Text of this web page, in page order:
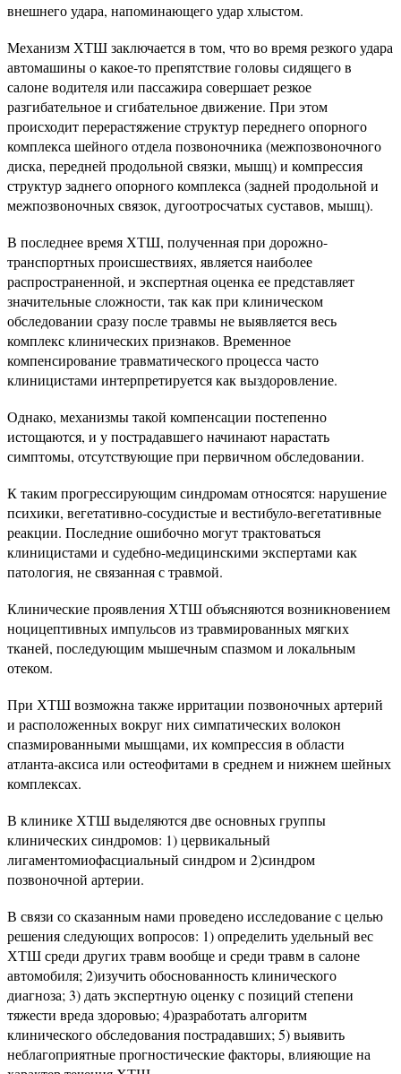
внешнего удара, напоминающего удар хлыстом.
Механизм ХТШ заключается в том, что во время резкого удара
автомашины о какое-то препятствие головы сидящего в
салоне водителя или пассажира совершает резкое
разгибательное и сгибательное движение. При этом
происходит перерастяжение структур переднего опорного
комплекса шейного отдела позвоночника (межпозвоночного
диска, передней продольной связки, мышц) и компрессия
структур заднего опорного комплекса (задней продольной и
межпозвоночных связок, дугоотросчатых суставов, мышц).
В последнее время ХТШ, полученная при дорожно-
транспортных происшествиях, является наиболее
распространенной, и экспертная оценка ее представляет
значительные сложности, так как при клиническом
обследовании сразу после травмы не выявляется весь
комплекс клинических признаков. Временное
компенсирование травматического процесса часто
клиницистами интерпретируется как выздоровление.
Однако, механизмы такой компенсации постепенно
истощаются, и у пострадавшего начинают нарастать
симптомы, отсутствующие при первичном обследовании.
К таким прогрессирующим синдромам относятся: нарушение
психики, вегетативно-сосудистые и вестибуло-вегетативные
реакции. Последние ошибочно могут трактоваться
клиницистами и судебно-медицинскими экспертами как
патология, не связанная с травмой.
Клинические проявления ХТШ объясняются возникновением
ноцицептивных импульсов из травмированных мягких
тканей, последующим мышечным спазмом и локальным
отеком.
При ХТШ возможна также ирритации позвоночных артерий
и расположенных вокруг них симпатических волокон
спазмированными мышцами, их компрессия в области
атланта-аксиса или остеофитами в среднем и нижнем шейных
комплексах.
В клинике ХТШ выделяются две основных группы
клинических синдромов: 1) цервикальный
лигаментомиофасциальный синдром и 2)синдром
позвоночной артерии.
В связи со сказанным нами проведено исследование с целью
решения следующих вопросов: 1) определить удельный вес
ХТШ среди других травм вообще и среди травм в салоне
автомобиля; 2)изучить обоснованность клинического
диагноза; 3) дать экспертную оценку с позиций степени
тяжести вреда здоровью; 4)разработать алгоритм
клинического обследования пострадавших; 5) выявить
неблагоприятные прогностические факторы, влияющие на